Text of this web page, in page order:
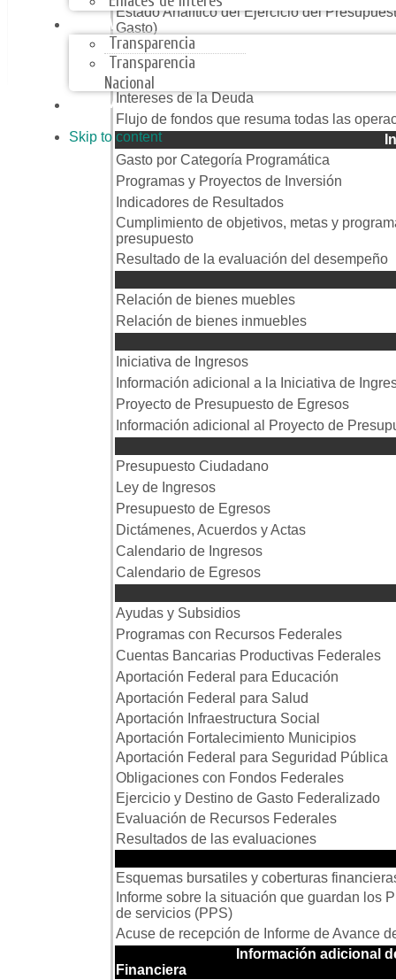
TRANSPARENCIA
Transparencia
Transparencia
Nacional
ARMONIZACIÓN CONTABLE
Skip to content
Estado Analítico del Ejercicio del
Gasto)
Estado Analítico del Ejercicio del
Endeudamiento Neto
Intereses de la Deuda
Flujo de fondos que resuma todas las
Gasto por Categoría Programática
Programas y Proyectos de Inversión
Indicadores de Resultados
Cumplimiento de objetivos, metas y
presupuesto
Resultado de la evaluación del desempeño
Relación de bienes muebles
Relación de bienes inmuebles
Iniciativa de Ingresos
Información adicional a la Iniciativa de
Proyecto de Presupuesto de Egresos
Información adicional al Proyecto de
Presupuesto Ciudadano
Ley de Ingresos
Presupuesto de Egresos
Dictámenes, Acuerdos y Actas
Calendario de Ingresos
Calendario de Egresos
Ayudas y Subsidios
Programas con Recursos Federales
Cuentas Bancarias Productivas Federales
Aportación Federal para Educación
Aportación Federal para Salud
Aportación Infraestructura Social
Aportación Fortalecimiento Municipios
Aportación Federal para Seguridad Pública
Obligaciones con Fondos Federales
Ejercicio y Destino de Gasto Federalizado
Evaluación de Recursos Federales
Resultados de las evaluaciones
Esquemas bursatiles y coberturas
Informe sobre la situación que guardan los
de servicios (PPS)
Acuse de recepción de Informe de Avance
Información adicional
Financiera